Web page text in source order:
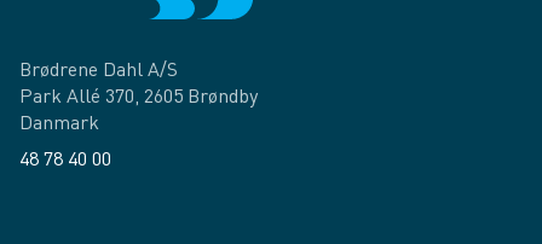
Brødrene Dahl A/S
Park Allé 370, 2605 Brøndby
Danmark
48 78 40 00